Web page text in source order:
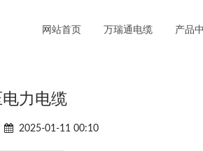
力电缆
2025-01-11 00:10
网站首页 万瑞通电缆 产品